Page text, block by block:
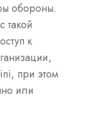
обороны.
такой
к
при этом
или